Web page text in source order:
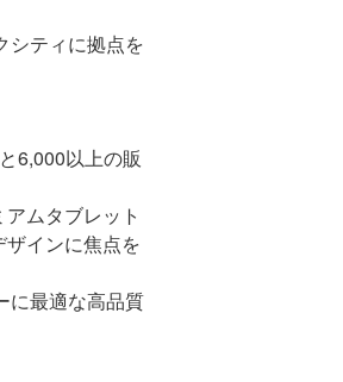
シティに拠点を
6,000以上の販
ムタブレット
インに焦点を
に最適な高品質